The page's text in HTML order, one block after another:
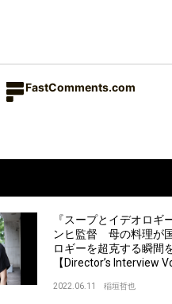
FastComments.com
『スープとイデオロギ
ンヒ監督 母の料理が
ロギーを超克する瞬間
【Director’s Interview
2022.06.11 稲垣哲也